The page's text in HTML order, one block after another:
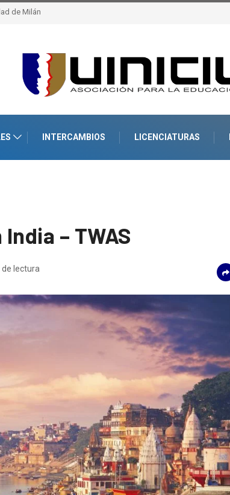
Federal de Lausana – epfl, Suiza
INTERCAMBIOS LICENCIATURAS
– TWAS
lectura